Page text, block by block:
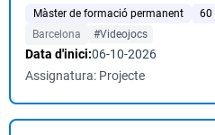
Màster de formació permanent 60
Barcelona
#Videojocs
Data d'inici:06-10-2026
Assignatura: Projecte